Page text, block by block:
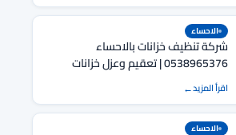
الاحساء
شركة تنظيف خزانات بالاحساء
0538965376 | تعقيم وعزل خزانات
بضمان 15 عاماً
اقرأ المزيد
الاحساء